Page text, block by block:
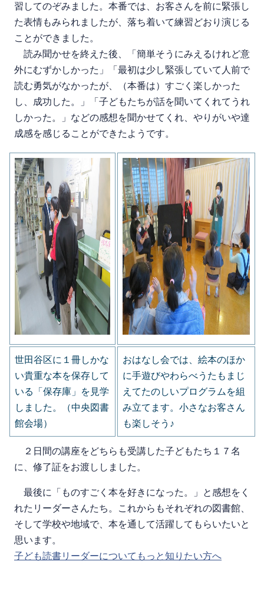
習してのぞみました。本番では、お客さんを前に緊張し
た表情もみられましたが、落ち着いて練習どおり演じる
ことができました。
読み聞かせを終えた後、「簡単そうにみえるけれど意
外にむずかしかった」「最初は少し緊張していて人前で
読む勇気がなかったが、（本番は）すごく楽しかった
し、成功した。」「子どもたちが話を聞いてくれてうれ
しかった。」などの感想を聞かせてくれ、やりがいや達
成感を感じることができたようです。
世田谷区に１冊しかな
い貴重な本を保存して
いる「保存庫」を見学
しました。（中央図書
館会場）
おはなし会では、絵本のほか
に手遊びやわらべうたもまじ
えてたのしいプログラムを組
み立てます。小さなお客さん
も楽しそう♪
２日間の講座をどちらも受講した子どもたち１７名
に、修了証をお渡ししました。
最後に「ものすごく本を好きになった。」と感想をく
れたリーダーさんたち。これからもそれぞれの図書館、
そして学校や地域で、本を通して活躍してもらいたいと
思います。
子ども読書リーダーについてもっと知りたい方へ